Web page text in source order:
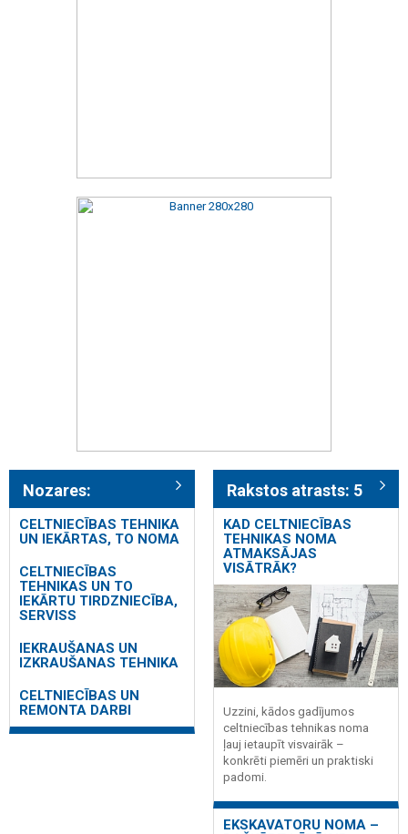
Nozares:
CELTNIECĪBAS TEHNIKA
UN IEKĀRTAS, TO NOMA
CELTNIECĪBAS
TEHNIKAS UN TO
IEKĀRTU TIRDZNIECĪBA,
SERVISS
IEKRAUŠANAS UN
IZKRAUŠANAS TEHNIKA
CELTNIECĪBAS UN
REMONTA DARBI
Rakstos atrasts: 5
KAD CELTNIECĪBAS
TEHNIKAS NOMA
ATMAKSĀJAS
VISĀTRĀK?
Uzzini, kādos gadījumos
celtniecības tehnikas noma
ļauj ietaupīt visvairāk –
konkrēti piemēri un praktiski
padomi.
EKSKAVATORU NOMA –